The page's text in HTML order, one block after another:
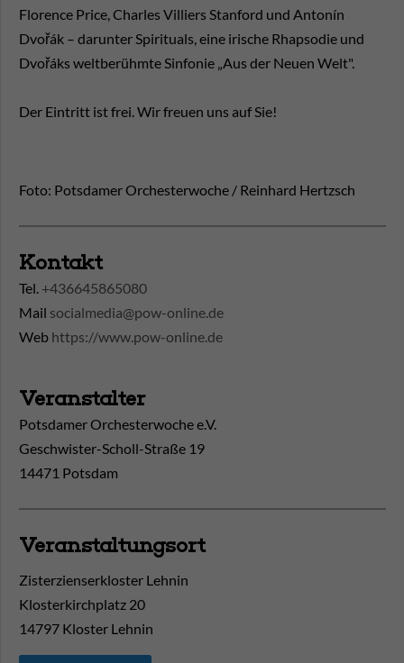
Florence Price, Charles Villiers Stanford und Antonín
Dvořák – darunter Spirituals, eine irische Rhapsodie und
Dvořáks weltberühmte Sinfonie „Aus der Neuen Welt".
Der Eintritt ist frei. Wir freuen uns auf Sie!
Foto: Potsdamer Orchesterwoche / Reinhard Hertzsch
Kontakt
Tel. +436645865080
Mail socialmedia@pow-online.de
Web https://www.pow-online.de
Veranstalter
Potsdamer Orchesterwoche e.V.
Geschwister-Scholl-Straße 19
14471 Potsdam
Veranstaltungsort
Zisterzienserkloster Lehnin
Klosterkirchplatz 20
14797 Kloster Lehnin